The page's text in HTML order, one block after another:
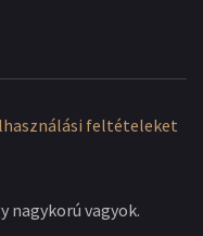
feltételeket
nagykorú vagyok.